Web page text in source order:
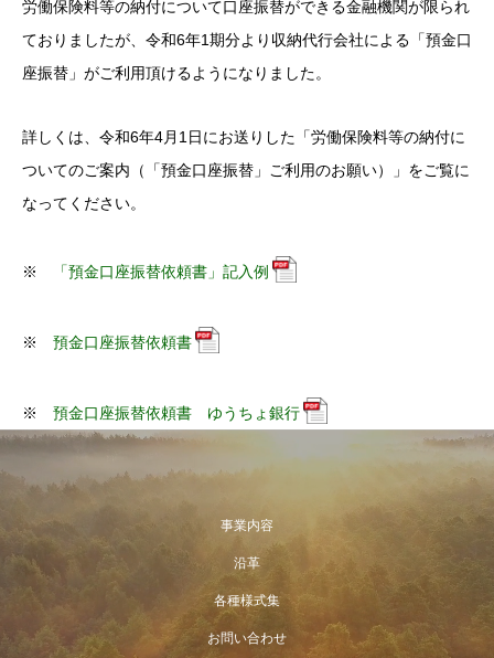
労働保険料等の納付について口座振替ができる金融機関が限られ
ておりましたが、令和6年1期分より収納代行会社による「預金口
座振替」がご利用頂けるようになりました。
詳しくは、令和6年4月1日にお送りした「労働保険料等の納付に
ついてのご案内（「預金口座振替」ご利用のお願い）」をご覧に
なってください。
※ 「預金口座振替依頼書」記入例
※ 預金口座振替依頼書
※ 預金口座振替依頼書 ゆうちょ銀行
事業内容
沿革
各種様式集
お問い合わせ